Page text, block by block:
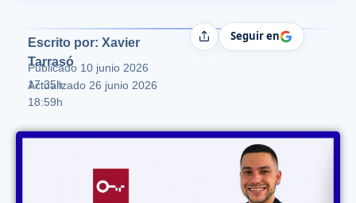
Escrito por: Xavier
Tarrasó
Publicado 10 junio 2026
17:35h
Actualizado 26 junio 2026
18:59h
CompartirSeguir en